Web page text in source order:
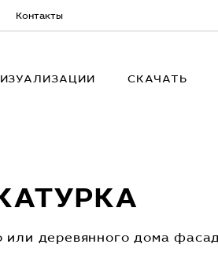
Контакты
СКАЧАТЬ
деревянного дома